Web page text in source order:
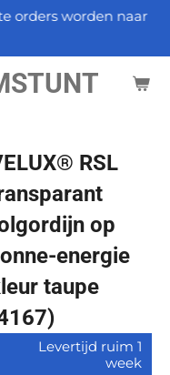
orders worden naar
RSL
op
energie
taupe
Levertijd ruim 1
week